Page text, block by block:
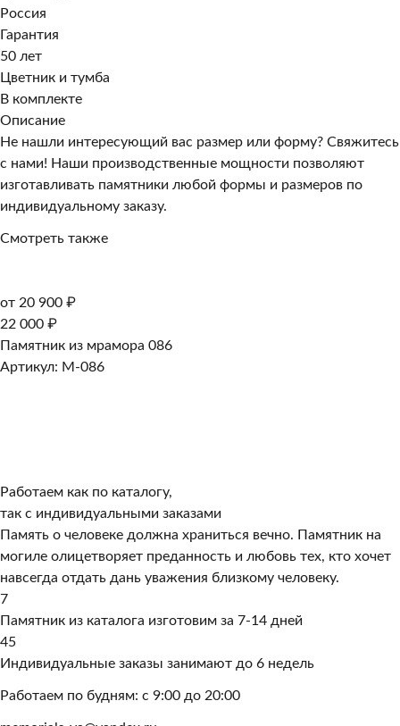
Россия
Гарантия
50 лет
Цветник и тумба
В комплекте
Описание
Не нашли интересующий вас размер или форму? Свяжитесь
с нами! Наши производственные мощности позволяют
изготавливать памятники любой формы и размеров по
индивидуальному заказу.
Смотреть также
от 20 900 ₽
22 000 ₽
Памятник из мрамора 086
Артикул: M-086
Работаем как по каталогу,
так с индивидуальными заказами
Память о человеке должна храниться вечно. Памятник на
могиле олицетворяет преданность и любовь тех, кто хочет
навсегда отдать дань уважения близкому человеку.
7
Памятник из каталога изготовим за 7-14 дней
45
Индивидуальные заказы занимают до 6 недель
Работаем по будням: с 9:00 до 20:00